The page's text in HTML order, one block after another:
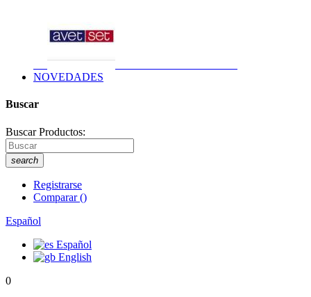
NOVEDADES
Buscar
Buscar Productos:
search
Registrarse
Comparar()
Español
Español
English
0